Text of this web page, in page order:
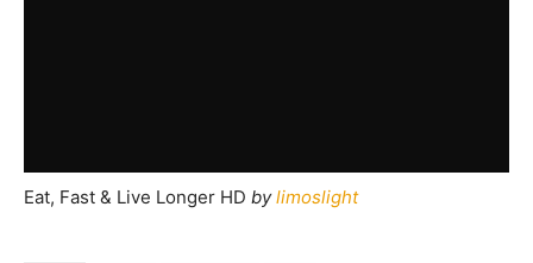
Eat, Fast & Live Longer HD bylimoslight